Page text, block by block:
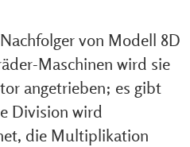
von Modell 8D
Maschinen wird sie
angetrieben; es gibt
Division wird
die Multiplikation